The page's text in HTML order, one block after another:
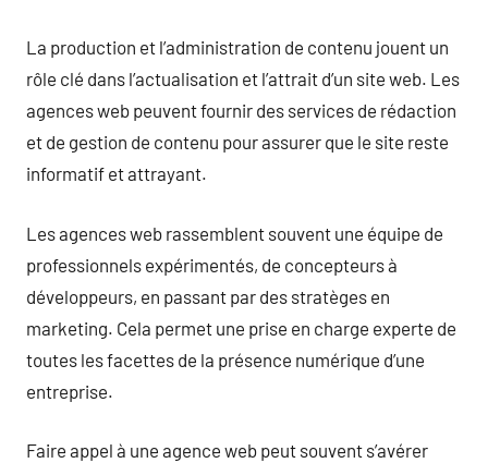
La production et l’administration de contenu jouent un
rôle clé dans l’actualisation et l’attrait d’un site web. Les
agences web peuvent fournir des services de rédaction
et de gestion de contenu pour assurer que le site reste
informatif et attrayant.
Les agences web rassemblent souvent une équipe de
professionnels expérimentés, de concepteurs à
développeurs, en passant par des stratèges en
marketing. Cela permet une prise en charge experte de
toutes les facettes de la présence numérique d’une
entreprise.
Faire appel à une agence web peut souvent s’avérer